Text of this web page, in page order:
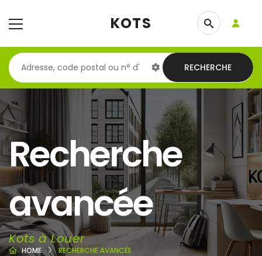
KOTS
RECHERCHE
Recherche
avancée
Kots à Louer
HOME RECHERCHE AVANCÉE